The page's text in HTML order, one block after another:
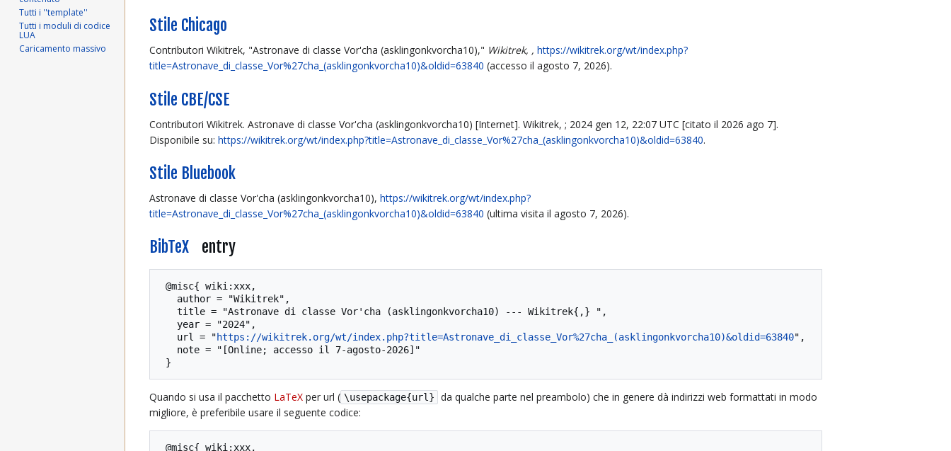
Stile Chicago
Contributori Wikitrek, "Astronave di classe Vor'cha (asklingonkvorcha10)," Wikitrek, , https://wikitrek.org/wt/index.php?
title=Astronave_di_classe_Vor%27cha_(asklingonkvorcha10)&oldid=63840 (accesso il agosto 7, 2026).
Stile CBE/CSE
Contributori Wikitrek. Astronave di classe Vor'cha (asklingonkvorcha10) [Internet]. Wikitrek, ; 2024 gen 12, 22:07 UTC [citato il 2026 ago 7].
Disponibile su: https://wikitrek.org/wt/index.php?title=Astronave_di_classe_Vor%27cha_(asklingonkvorcha10)&oldid=63840.
Stile Bluebook
Astronave di classe Vor'cha (asklingonkvorcha10), https://wikitrek.org/wt/index.php?
title=Astronave_di_classe_Vor%27cha_(asklingonkvorcha10)&oldid=63840 (ultima visita il agosto 7, 2026).
BibTeX entry
   url = "
https://wikitrek.org/wt/index.php?title=Astronave_di_classe_Vor%27cha_(asklingonkvorcha10)&oldid=63840",
Quando si usa il pacchetto LaTeX per url ( \usepackage{url}
da qualche parte nel preambolo) che in genere dà indirizzi web formattati in modo
migliore, è preferibile usare il seguente codice:
Tutti i ''template''
Tutti i moduli di codice
LUA
Caricamento massivo